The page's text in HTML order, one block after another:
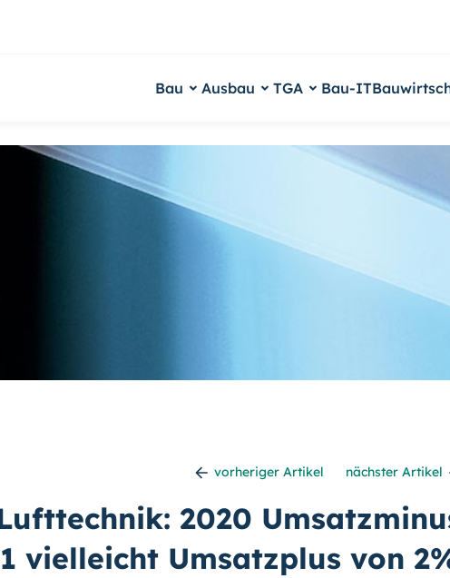
Bau Ausbau TGA Bau-IT
vorheriger Artikel nächster Artikel
2020
vielleicht Umsatzplus von